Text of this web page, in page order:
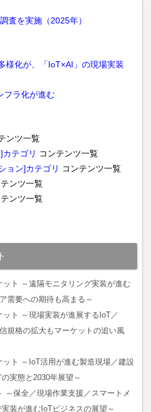
査を実施（2025年）
様化が、「IoT×AI」の現場実装
フラ化が進む
ンツ一覧
テゴリ コンテンツ一覧
ョン]カテゴリ コンテンツ一覧
ンツ一覧
ンツ一覧
ト ～遠隔モニタリング実装が進む
需要への期待も高まる～
ト ～現場実装が進展するIoT／
規格の拡大もマーケットの追い風
ト ～IoT活用が進む製造現場／建設
実態と2030年展望～
～保全／現場作業支援／スマートメ
装が進むIoTビジネスの展望～